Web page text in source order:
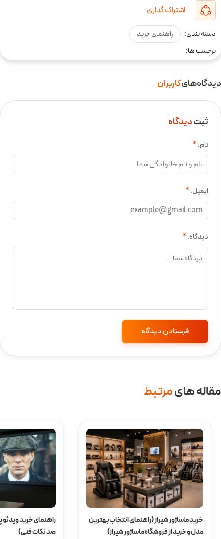
اشتراک گذاری
دسته بندی:
راهنمای خرید
برچسب ها:
دیدگاه‌هایکاربران
ثبتدیدگاه
دیدگاه:*
نام:*
ایمیل:*
مقاله ‌هایمرتبط
خرید ماساژور شیراز (راهنمای انتخاب بهترین
مدل و خرید از فروشگاه ماساژور شیراز)
راهنمای خرید ویدئو
صد نکات فنی)